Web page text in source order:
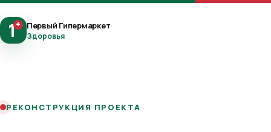
1+ Первый Гипермаркет
Здоровья
РЕКОНСТРУКЦИЯ ПРОЕКТА